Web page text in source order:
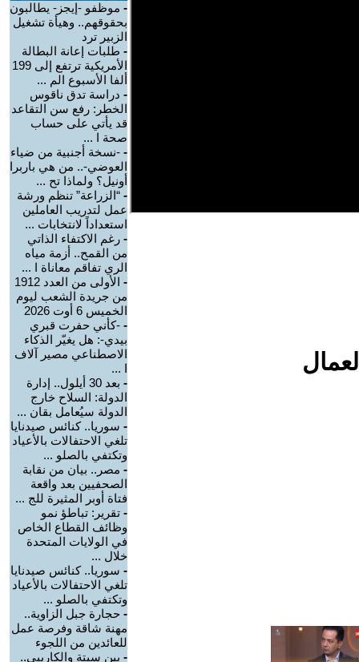
- موظفو -إيجز- يطالبون
بحقوقهم.. وهيأة تشغيل
الزبير ترد
- طلبات إعانة البطالة
الأمريكية ترتفع إلى 199
ألفا الأسبوع الم ...
- دراسة تدق ناقوس
الخطر: رفع سن التقاعد
قد يأتي على حساب
صحة ا ...
- -نسخة أجنبية من ضياء
العوضي-.. من هي باربرا
أونيل؟ ولماذا تح ...
- “الزراعة” تنظم ورشة
عمل لتدريب العاملين
استعداداً لانتخابات ...
- رغم الاكتفاء الذاتي
من القمح.. أزمة مياه
الري تفاقم معاناة ا ...
-
الأولى من العدد 1912
من جريدة الشعب ليوم
الخميس 6 أوت 2026
- -كأني حفرت قبري
بيدي-: هل يغيّر الذكاء
الاصطناعي مصير آلاف
ا ...
-
بعد 30 أيلول.. إدارة
الدولة: السلاح خارج
الدولة سيُعامل بقان ...
- سوريا.. كنائس صيدنايا
تلغي الاحتفالات بالأعياد
وتكتفي بالصلو ...
- مصر.. بيان من نقابة
الصحفيين بعد واقعة
فتاة أوبر المثيرة للج ...
- تقرير: تباطؤ نمو
وظائف القطاع الخاص
في الولايات المتحدة
خلال ...
- سوريا.. كنائس صيدنايا
تلغي الاحتفالات بالأعياد
وتكتفي بالصلو ...
- حجارة جبل الزاوية..
مهنة شاقة وفرصة عمل
للعائدين من اللجوء
- بين سبتة والكاريبي..